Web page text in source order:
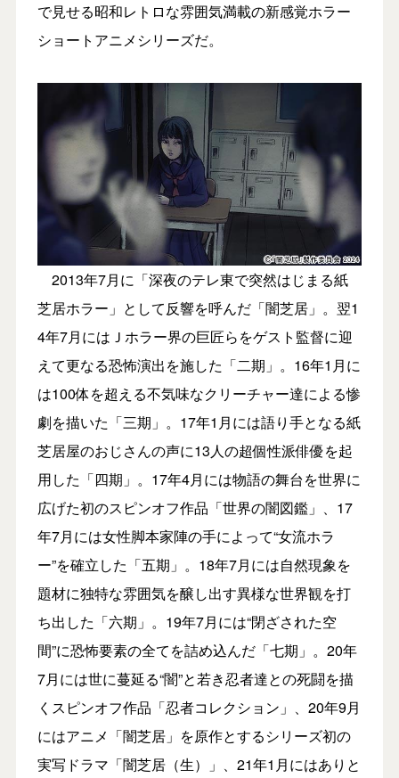
で⾒せる昭和レトロな雰囲気満載の新感覚ホラー
ショートアニメシリーズだ。
2013年7⽉に「深夜のテレ東で突然はじまる紙
芝居ホラー」として反響を呼んだ「闇芝居」。翌1
4年7⽉にはＪホラー界の巨匠らをゲスト監督に迎
えて更なる恐怖演出を施した「⼆期」。16年1⽉に
は100体を超える不気味なクリーチャー達による惨
劇を描いた「三期」。17年1⽉には語り⼿となる紙
芝居屋のおじさんの声に13⼈の超個性派俳優を起
⽤した「四期」。17年4⽉には物語の舞台を世界に
広げた初のスピンオフ作品「世界の闇図鑑」、17
年7⽉には⼥性脚本家陣の⼿によって“⼥流ホラ
ー”を確⽴した「五期」。18年7⽉には⾃然現象を
題材に独特な雰囲気を醸し出す異様な世界観を打
ち出した「六期」。19年7⽉には“閉ざされた空
間”に恐怖要素の全てを詰め込んだ「七期」。20年
7⽉には世に蔓延る“闇”と若き忍者達との死闘を描
くスピンオフ作品「忍者コレクション」、20年9⽉
にはアニメ「闇芝居」を原作とするシリーズ初の
実写ドラマ「闇芝居（⽣）」、21年1⽉にはありと